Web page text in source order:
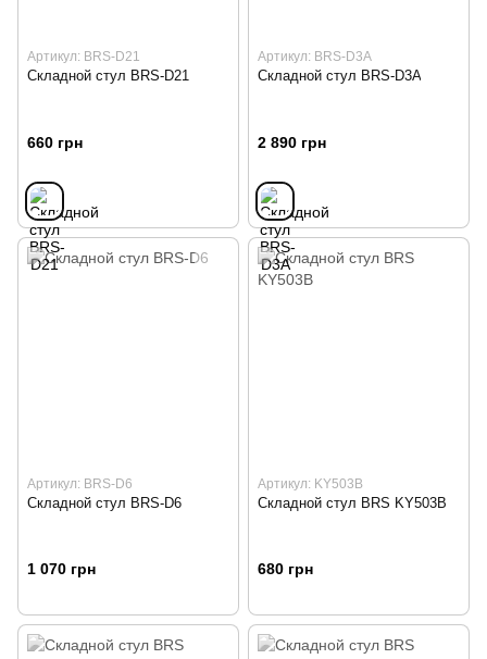
Артикул: BRS-D21
Складной стул BRS-D21
660 грн
Артикул: BRS-D3A
Складной стул BRS-D3A
2 890 грн
Артикул: BRS-D6
Складной стул BRS-D6
1 070 грн
Артикул: KY503B
Складной стул BRS KY503B
680 грн